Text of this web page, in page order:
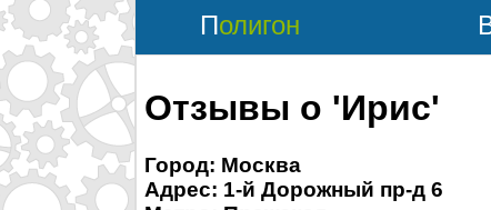
Полигон
Отзывы о 'Ирис'
Город: Москва
Адрес: 1-й Дорожный пр-д 6